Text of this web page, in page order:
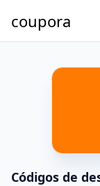
coupora
Códigos de